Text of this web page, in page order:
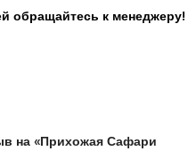
обращайтесь к менеджеру!
на «Прихожая Сафари